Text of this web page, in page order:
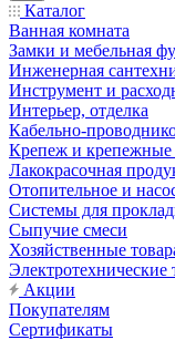
Каталог
Ванная комната
Замки и мебельная
Инженерная
Инструмент и
Интерьер, отделка
Кабельно-
Крепеж и крепежные
Лакокрасочная
Отопительное и
Системы для
Сыпучие смеси
Хозяйственные
Электротехнические
Акции
Покупателям
Сертификаты